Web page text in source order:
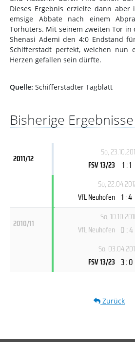
Dieses Ergebnis erzielte dann
emsige Abbate nach einem
Torhüters. Mit seinem zweiten Tor in
Shenasi Ademi den 4:0 Endstand
Schifferstadt perfekt, welchen nun
Herzen gefallen sein dürfte.
Quelle: Schifferstadter Tagblatt
Bisherige Ergebnisse
2011/12
So,
FSV 13/23
1 : 1
So,
VfL Neuhofen 1 : 4
2010/11
So,
VfL Neuhofen 0 : 4
So,
FSV 13/23 3 : 0
Zurück